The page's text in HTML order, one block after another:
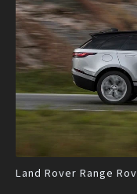
Land Rover Range